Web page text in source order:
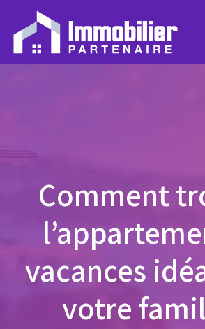
Comment
vacances
votre